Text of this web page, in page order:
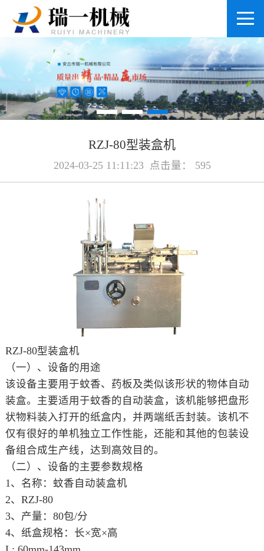
RZJ-80型装盒机
2024-03-25 11:11:23 点击量： 595
RZJ-80型装盒机
（一）、设备的用途
该设备主要用于蚊香、药板及类似该形状的物体自动
装盒。主要适用于蚊香的自动装盒，该机能够把盘形
状物料装入打开的纸盒内，并两端纸舌封装。该机不
仅有很好的单机独立工作性能，还能和其他的包装设
备组合成生产线，达到高效目的。
（二）、设备的主要参数规格
1、名称：蚊香自动装盒机
2、RZJ-80
3、产量：80包/分
4、纸盒规格：长×宽×高